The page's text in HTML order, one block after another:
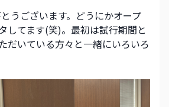
うございます。どうにかオープ
してます(笑)。最初は試行期間と
だいている方々と一緒にいろいろ